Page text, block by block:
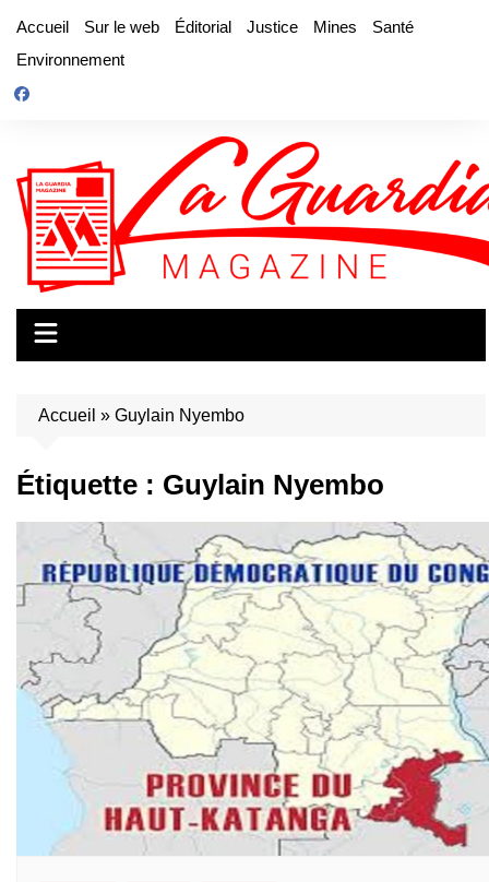
contenu
Accueil Sur le web Éditorial Justice Mines
Santé
Environnement
Accueil » Guylain Nyembo
Étiquette : Guylain Nyembo